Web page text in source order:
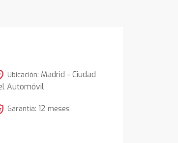
Ubicación: Madrid - Ciudad
Automóvil
Garantía: 12 meses